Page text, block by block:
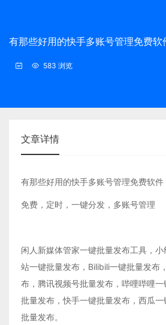
有那些好用的快手多账号管理免费软
583 浏览
文章详情
有那些好用的快手多账号管理免费软件
免费，定时，一键分发，多账号管理
闲人新媒体管家一键批量发布工具，
站一键批量发布，Bilibili一键批量发布
布，腾讯视频号批量发布，哔哩哔哩
批量发布，快手一键批量发布，西瓜
批量发布。